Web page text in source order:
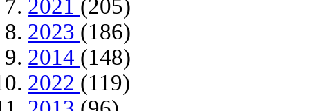
2021 (205)
2023 (186)
2014 (148)
2022 (119)